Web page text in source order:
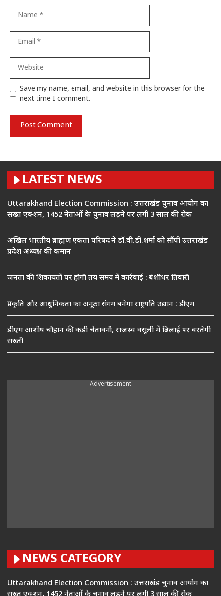
Save my name, email, and website in this browser for the
next time I comment.
LATEST NEWS
Uttarakhand Election Commission : उत्तराखंड चुनाव आयोग का
सख्त एक्शन, 1452 नेताओं के चुनाव लड़ने पर लगी 3 साल की रोक
अखिल भारतीय ब्राह्मण एकता परिषद ने डॉ.वी.डी.शर्मा को सौंपी उत्तराखंड
प्रदेश अध्यक्ष की कमान
जनता की शिकायतों पर होगी तय समय में कार्रवाई : बंशीधर तिवारी
प्रकृति और आधुनिकता का अनूठा संगम बनेगा राष्ट्रपति उद्यान : डीएम
डीएम आशीष चौहान की कड़ी चेतावनी, राजस्व वसूली में ढिलाई पर बरतेगी
सख्ती
---Advertisement---
NEWS CATEGORY
Uttarakhand Election Commission : उत्तराखंड चुनाव आयोग का
सख्त एक्शन, 1452 नेताओं के चुनाव लड़ने पर लगी 3 साल की रोक